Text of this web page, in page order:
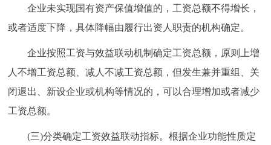
企业未实现国有资产保值增值的，工资总额不得增长，
或者适度下降，具体降幅由履行出资人职责的机构确定。
企业按照工资与效益联动机制确定工资总额，原则上增
人不增工资总额、减人不减工资总额，但发生兼并重组、关
闭退出、新设企业或机构等情况的，可以合理增加或者减少
工资总额。
(三)分类确定工资效益联动指标。根据企业功能性质定